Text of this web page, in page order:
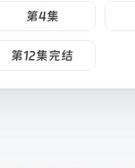
第4集
第12集完结